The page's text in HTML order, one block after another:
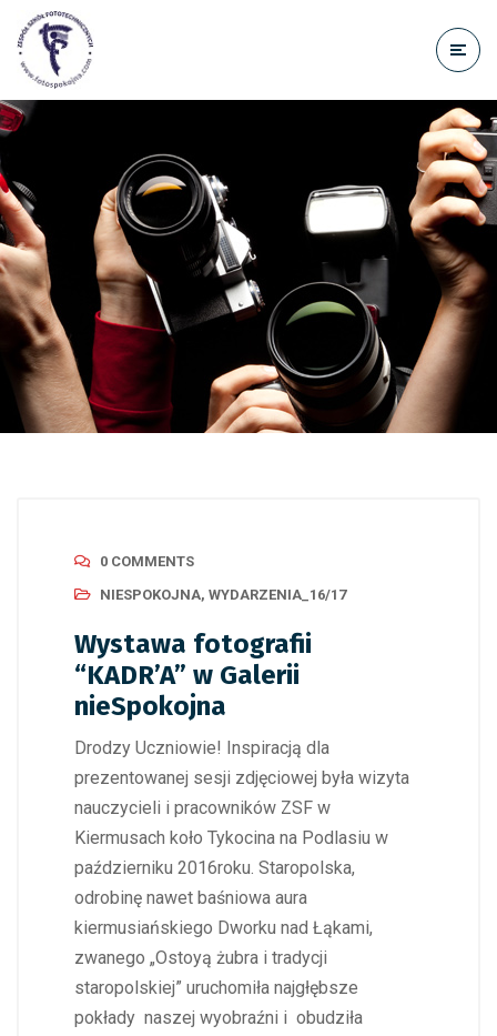
treści
0 COMMENTS
NIESPOKOJNA, WYDARZENIA_16/17
Wystawa fotografii
“KADR’A” w Galerii
nieSpokojna
Drodzy Uczniowie! Inspiracją dla
prezentowanej sesji zdjęciowej była wizyta
nauczycieli i pracowników ZSF w
Kiermusach koło Tykocina na Podlasiu w
październiku 2016roku. Staropolska,
odrobinę nawet baśniowa aura
kiermusiańskiego Dworku nad Łąkami,
zwanego „Ostoyą żubra i tradycji
staropolskiej” uruchomiła najgłębsze
pokłady naszej wyobraźni i obudziła